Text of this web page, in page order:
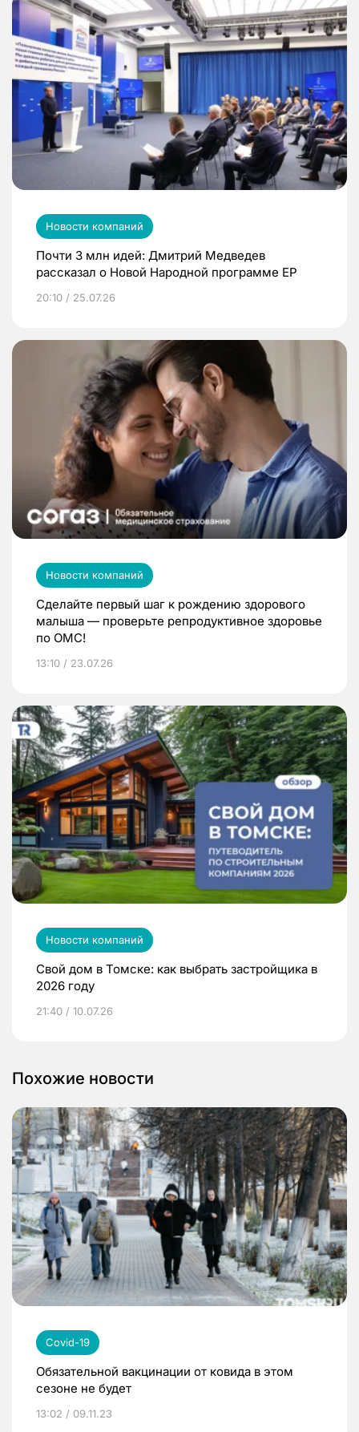
Новости компаний
Почти 3 млн идей: Дмитрий Медведев
рассказал о Новой Народной программе ЕР
20:10 / 25.07.26
Новости компаний
Сделайте первый шаг к рождению здорового
малыша — проверьте репродуктивное здоровье
по ОМС!
13:10 / 23.07.26
Новости компаний
Свой дом в Томске: как выбрать застройщика в
2026 году
21:40 / 10.07.26
Похожие новости
Covid-19
Обязательной вакцинации от ковида в этом
сезоне не будет
13:02 / 09.11.23